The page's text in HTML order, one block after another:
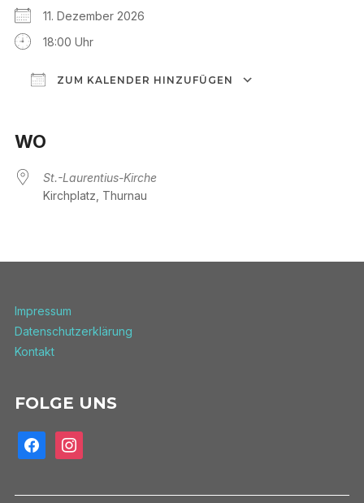
11. Dezember 2026
18:00 Uhr
ZUM KALENDER HINZUFÜGEN
WO
St.-Laurentius-Kirche
Kirchplatz, Thurnau
Impressum
Datenschutzerklärung
Kontakt
FOLGE UNS
facebookinstagram